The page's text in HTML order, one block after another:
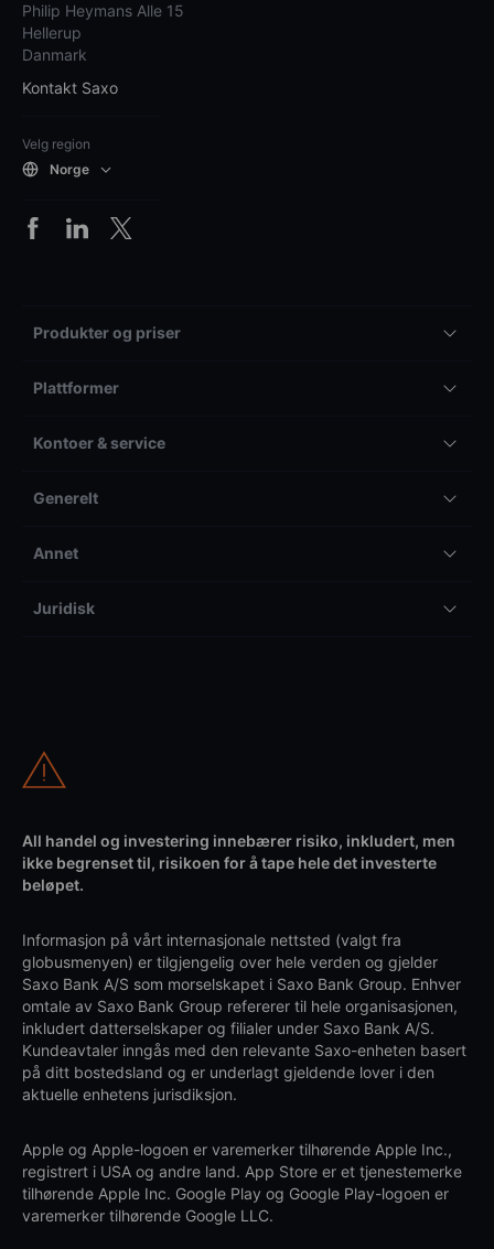
Philip Heymans Alle 15
Hellerup
Danmark
Kontakt Saxo
Velg region
Norge
Produkter og priser
Plattformer
Kontoer & service
Generelt
Annet
Juridisk
All handel og investering innebærer risiko, inkludert, men
ikke begrenset til, risikoen for å tape hele det investerte
beløpet.
Informasjon på vårt internasjonale nettsted (valgt fra
globusmenyen) er tilgjengelig over hele verden og gjelder
Saxo Bank A/S som morselskapet i Saxo Bank Group. Enhver
omtale av Saxo Bank Group refererer til hele organisasjonen,
inkludert datterselskaper og filialer under Saxo Bank A/S.
Kundeavtaler inngås med den relevante Saxo-enheten basert
på ditt bostedsland og er underlagt gjeldende lover i den
aktuelle enhetens jurisdiksjon.
Apple og Apple-logoen er varemerker tilhørende Apple Inc.,
registrert i USA og andre land. App Store er et tjenestemerke
tilhørende Apple Inc. Google Play og Google Play-logoen er
varemerker tilhørende Google LLC.